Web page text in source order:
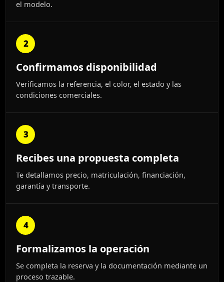
el modelo.
2
Confirmamos disponibilidad
Verificamos la referencia, el color, el estado y las
condiciones comerciales.
3
Recibes una propuesta completa
Te detallamos precio, matriculación, financiación,
garantía y transporte.
4
Formalizamos la operación
Se completa la reserva y la documentación mediante un
proceso trazable.